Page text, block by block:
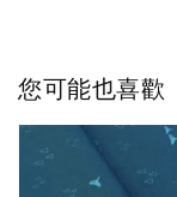
您可能也喜歡